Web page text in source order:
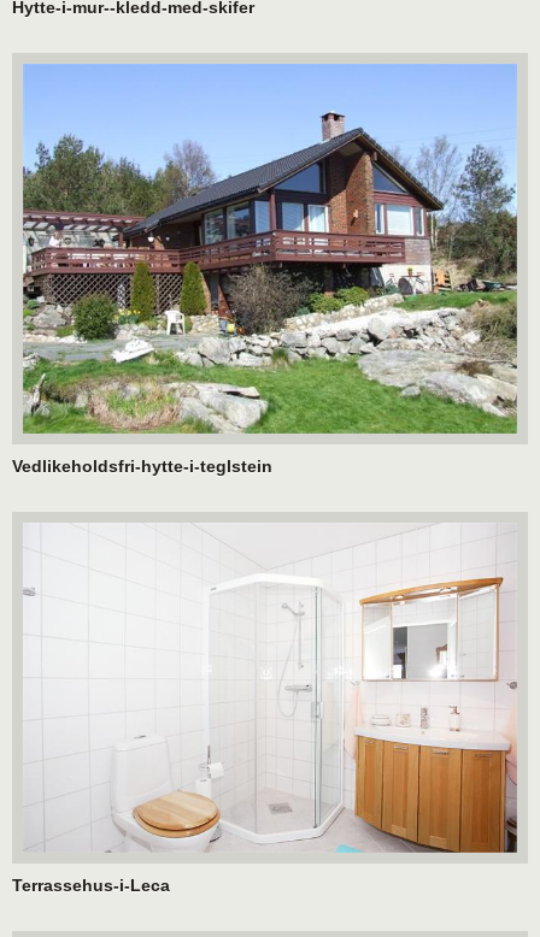
Hytte-i-mur--kledd-med-skifer
Vedlikeholdsfri-hytte-i-teglstein
Terrassehus-i-Leca